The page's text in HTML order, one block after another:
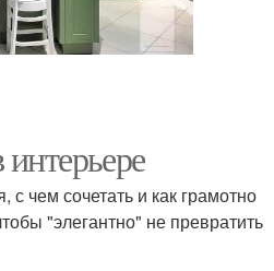
с чем сочетать и как грамотно
"элегантно" не превратить